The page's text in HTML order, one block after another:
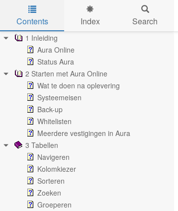
Skip to main content
Contents Index Search
1 Inleiding
Aura Online
Status Aura
2 Starten met Aura Online
Wat te doen na oplevering
Systeemeisen
Back-up
Whitelisten
Meerdere vestigingen in Aura
3 Tabellen
Navigeren
Kolomkiezer
Sorteren
Zoeken
Groeperen